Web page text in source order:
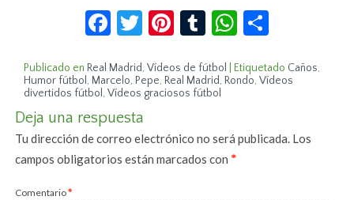
Facebook
Twitter
Pinterest
TumblrWhatsApp
Publicado en Real Madrid,Vídeos de fútbol Etiquetado Caños,
Humor fútbol, Marcelo, Pepe, Real Madrid, Rondo,Vídeos
divertidos fútbol,Vídeos graciosos fútbol
Deja una respuesta
Tu dirección de correo electrónico no será publicada. Los
campos obligatorios están marcados con*
Comentario*